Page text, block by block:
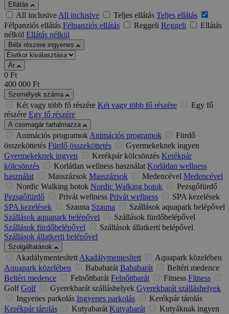
Ellátás
All inclusiveAll inclusive Teljes ellátás Teljes ellátás
Félpanziós ellátás Félpanziós ellátás Reggeli Reggeli
Ellátás
nélkül Ellátás nélkül
Bébi részére ingyenes
Ár
0 Ft
400 000 Ft
Személyek száma
Két vagy több fő részére Két vagy több fő részére
Egy fő
részére Egy fő részére
A csomagár tartalmazza
Animációs programokAnimációs programok
Fürdő
összeköttetés Fürdő összeköttetés
Gyermekeknek ingyen
Gyermekeknek ingyen
Kerékpár kölcsönzés Kerékpár
kölcsönzés
Korlátlan wellness használat Korlátlan wellness
használat
Masszázsok Masszázsok Medencével Medencével
Nordic Walking botok Nordic Walking botok
Pezsgőfürdő
Pezsgőfürdő
Privát wellness Privát wellness
SPA kezelések
SPA kezelések
Szauna Szauna
Szállások aquapark belépővel
Szállások aquapark belépővel
Szállások fürdőbelépővel
Szállások fürdőbelépővel
Szállások állatkerti belépővel
Szállások állatkerti belépővel
Szolgáltatások
AkadálymentesítettAkadálymentesített
Aquapark közelében
Aquapark közelében
Bababarát Bababarát
Beltéri medence
Beltéri medence
Felnőttbarát Felnőttbarát Fitness Fitness
Golf Golf Gyerekbarát szálláshelyek Gyerekbarát szálláshelyek
Ingyenes parkolás Ingyenes parkolás
Kerékpár tárolás
Kerékpár tárolás
Kutyabarát Kutyabarát
Kutyáknak ingyen